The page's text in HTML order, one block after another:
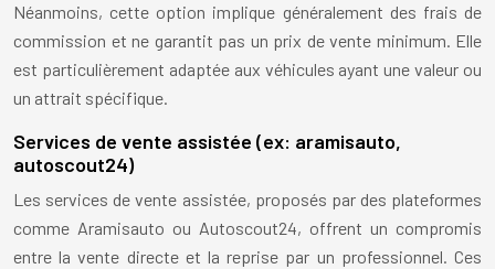
Néanmoins, cette option implique généralement des frais de
commission et ne garantit pas un prix de vente minimum. Elle
est particulièrement adaptée aux véhicules ayant une valeur ou
un attrait spécifique.
Services de vente assistée (ex: aramisauto,
autoscout24)
Les services de vente assistée, proposés par des plateformes
comme Aramisauto ou Autoscout24, offrent un compromis
entre la vente directe et la reprise par un professionnel. Ces